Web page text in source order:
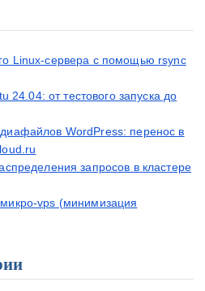
Linux-сервера с помощью rsync
24.04: от тестового запуска до
WordPress: перенос в
запросов в кластере
vps (минимизация